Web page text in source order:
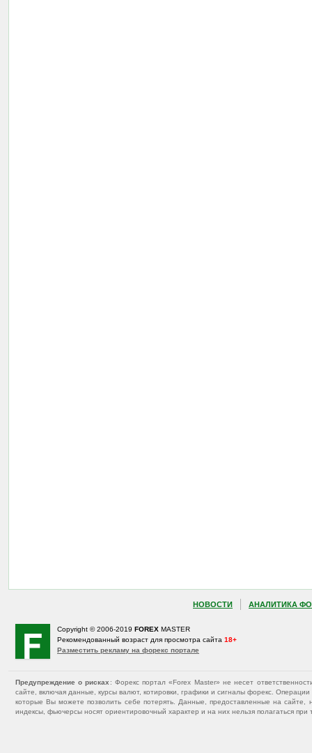
НОВОСТИ АНАЛИТИКА
Copyright © 2006-2019 FOREX MASTER
Рекомендованный возраст для просмотра сайта 18+
Разместить рекламу на форекс портале
Предупреждение о рисках : Форекс портал «Forex Master» не несет
сайте, включая данные, курсы валют, котировки, графики и сигналы форекс.
которые Вы можете позволить себе потерять. Данные, предоставленные на
индексы, фьючерсы носят ориентировочный характер и на них нельзя полагаться при